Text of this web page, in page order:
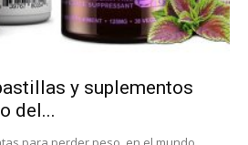
y suplementos
del...